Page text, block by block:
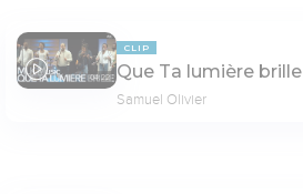
04:22
CLIP
Que Ta lumière brille
Samuel Olivier